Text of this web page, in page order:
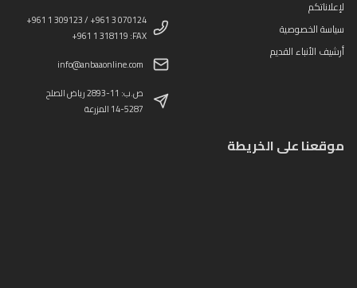
لإعلاناتكم
سياسة الخصوصية
أرشيف الأنباء القديم
+961 1 309123 / +961 3 070124
+961 1 318119 :FAX
info@anbaaonline.com
ص.ب: 11-2893 رياض الصلح
14-5287 المزرعة
موقعنا على الخريطة